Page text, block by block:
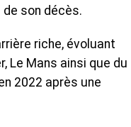
son décès.
riche, évoluant
Le Mans ainsi que du
2022 après une